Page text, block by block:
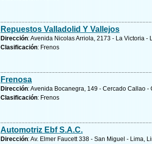
Repuestos Valladolid Y Vallejos
Dirección: Avenida Nicolas Arriola, 2173 - La Victoria -
Clasificación: Frenos
Frenosa
Dirección: Avenida Bocanegra, 149 - Cercado Callao -
Clasificación: Frenos
Automotriz Ebf S.A.C.
Dirección: Av. Elmer Faucett 338 - San Miguel - Lima,